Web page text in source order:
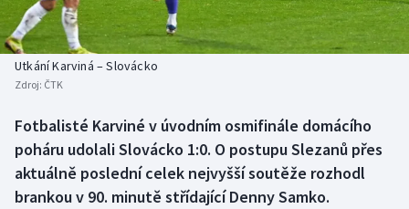
Biatlon
Boby a skeleton
Box
Curling
Aplikace ČT sport
AZ kvíz
Utkání Karviná – Slovácko
Zdroj: ČTK
Fotbalisté Karviné v úvodním osmifinále domácího
poháru udolali Slovácko 1:0. O postupu Slezanů přes
aktuálně poslední celek nejvyšší soutěže rozhodl
brankou v 90. minutě střídající Denny Samko.